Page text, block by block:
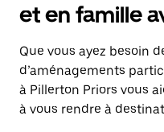
et en famille
Que vous ayez besoin
d’aménagements
à Pillerton Priors vous
à vous rendre à